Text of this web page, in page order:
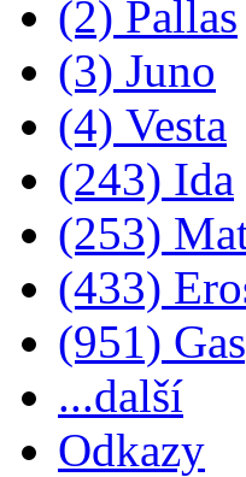
(2) Pallas
(3) Juno
(4) Vesta
(243) Ida
(253)
(433)
(951)
...další
Odkazy